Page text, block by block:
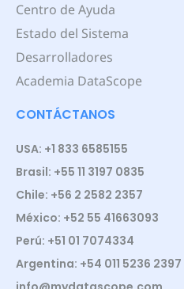
Centro de Ayuda
Estado del Sistema
Desarrolladores
Academia DataScope
CONTÁCTANOS
USA: +1 833 6585155
Brasil: +55 11 3197 0835
Chile: +56 2 2582 2357
México: +52 55 41663093
Perú: +51 01 7074334
Argentina: +54 011 5236 2397